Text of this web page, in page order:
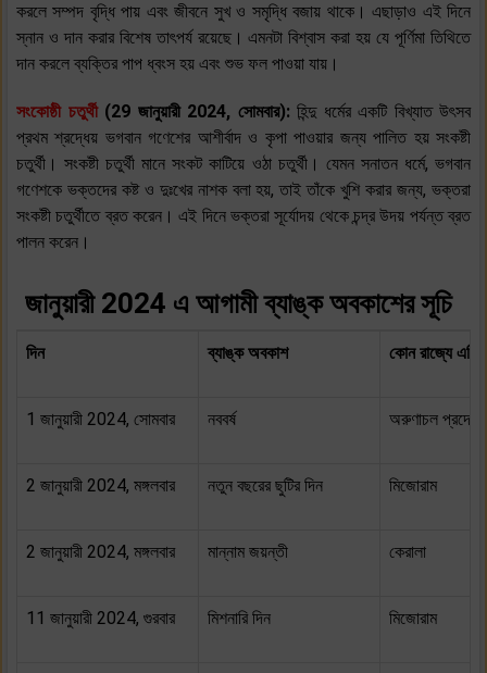
করলে সম্পদ বৃদ্ধি পায় এবং জীবনে সুখ ও সমৃদ্ধি বজায় থাকে। এছাড়াও এই দিনে
স্নান ও দান করার বিশেষ তাৎপর্য রয়েছে। এমনটা বিশ্বাস করা হয় যে পূর্ণিমা তিথিতে
দান করলে ব্যক্তির পাপ ধ্বংস হয় এবং শুভ ফল পাওয়া যায়।
সংকোষ্ঠী চতুর্থী(29 জানুয়ারী 2024, সোমবার): হিন্দু ধর্মের একটি বিখ্যাত উৎসব
প্রথম শ্রদ্ধেয় ভগবান গণেশের আশীর্বাদ ও কৃপা পাওয়ার জন্য পালিত হয় সংকষ্টী
চতুর্থী। সংকষ্টী চতুর্থী মানে সংকট কাটিয়ে ওঠা চতুর্থী। যেমন সনাতন ধর্মে, ভগবান
গণেশকে ভক্তদের কষ্ট ও দুঃখের নাশক বলা হয়, তাই তাঁকে খুশি করার জন্য, ভক্তরা
সংকষ্টী চতুর্থীতে ব্রত করেন। এই দিনে ভক্তরা সূর্যোদয় থেকে চন্দ্র উদয় পর্যন্ত ব্রত
পালন করেন।
জানুয়ারী 2024 এ আগামী ব্যাঙ্ক অবকাশের সূচি
দিন ব্যাঙ্ক অবকাশ কোন রাজ্যে এটি
1 জানুয়ারী 2024, সোমবার নববর্ষ অরুণাচল প্রদেশ,
2 জানুয়ারী 2024, মঙ্গলবার নতুন বছরের ছুটির দিন মিজোরাম
2 জানুয়ারী 2024, মঙ্গলবার মান্নাম জয়ন্তী কেরালা
11 জানুয়ারী 2024, গুরবার মিশনারি দিন মিজোরাম